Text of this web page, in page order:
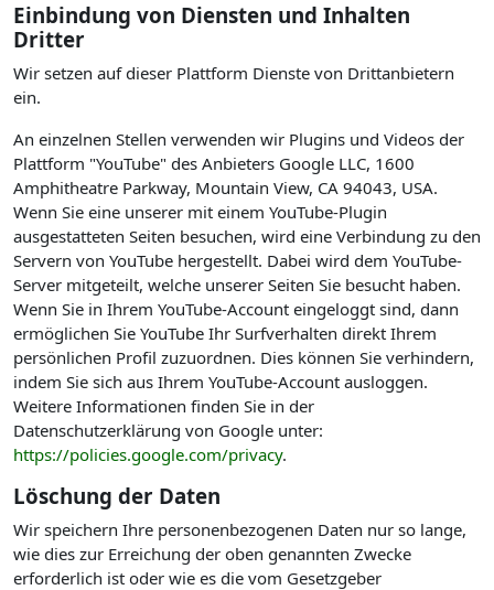
Einbindung von Diensten und Inhalten
Dritter
Wir setzen auf dieser Plattform Dienste von Drittanbietern
ein.
An einzelnen Stellen verwenden wir Plugins und Videos der
Plattform "YouTube" des Anbieters Google LLC, 1600
Amphitheatre Parkway, Mountain View, CA 94043, USA.
Wenn Sie eine unserer mit einem YouTube-Plugin
ausgestatteten Seiten besuchen, wird eine Verbindung zu den
Servern von YouTube hergestellt. Dabei wird dem YouTube-
Server mitgeteilt, welche unserer Seiten Sie besucht haben.
Wenn Sie in Ihrem YouTube-Account eingeloggt sind, dann
ermöglichen Sie YouTube Ihr Surfverhalten direkt Ihrem
persönlichen Profil zuzuordnen. Dies können Sie verhindern,
indem Sie sich aus Ihrem YouTube-Account ausloggen.
Weitere Informationen finden Sie in der
Datenschutzerklärung von Google unter:
https://policies.google.com/privacy.
Löschung der Daten
Wir speichern Ihre personenbezogenen Daten nur so lange,
wie dies zur Erreichung der oben genannten Zwecke
erforderlich ist oder wie es die vom Gesetzgeber